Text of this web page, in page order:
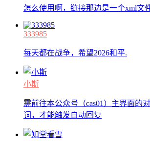
怎么使用啊，链接那边是一个xml文
333985
每天都在战争，希望2026和平.
小斯
需前往本公众号（cas01）主界面的
词，才能触发自动回复